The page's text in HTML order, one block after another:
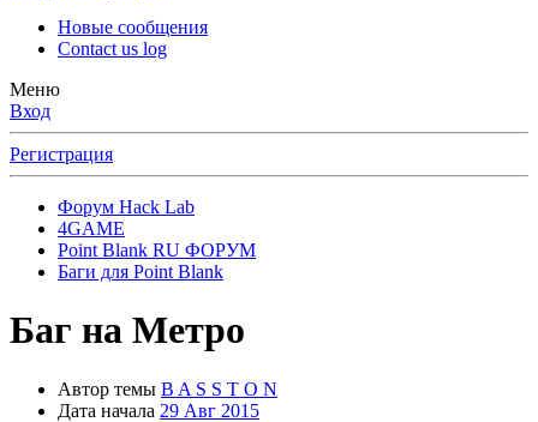
Новые сообщения
Contact us log
Меню
Вход
Регистрация
Форум Hack Lab
4GAME
Point Blank RU ФОРУМ
Баги для Point Blank
Баг на Метро
Автор темы B A S S T O N
Дата начала 29 Авг 2015